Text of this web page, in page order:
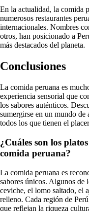
En la actualidad, la comida
numerosos restaurantes
internacionales. Nombres
otros, han posicionado a
más destacados del planeta.
Conclusiones
La comida peruana es
experiencia sensorial que
los sabores auténticos.
sumergirse en un mundo de
todos los que tienen el
¿Cuáles son los
comida peruana?
La comida peruana es
sabores únicos. Algunos de
ceviche, el lomo saltado, el
relleno. Cada región de
que reflejan la riqueza